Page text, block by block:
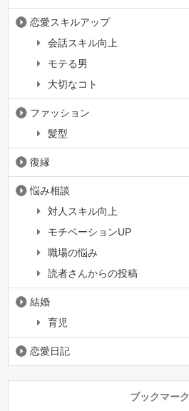
恋愛スキルアップ
会話スキル向上
モテる男
大切なコト
ファッション
髪型
復縁
悩み相談
対人スキル向上
モチベーションUP
職場の悩み
読者さんからの投稿
結婚
育児
恋愛日記
ブックマーク